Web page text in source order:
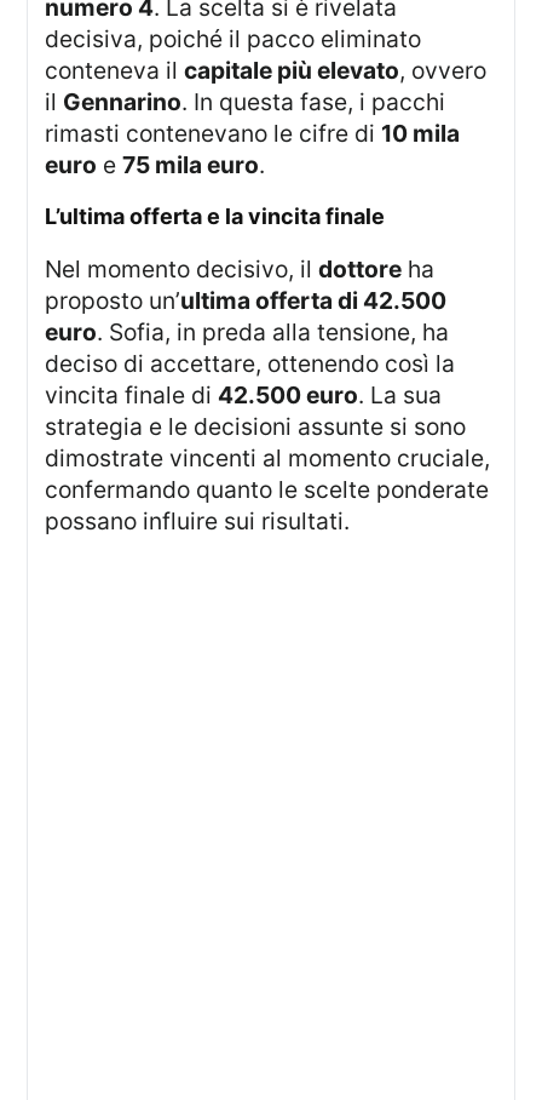
numero 4. La scelta si è rivelata
decisiva, poiché il pacco eliminato
conteneva ilcapitale più elevato, ovvero
il Gennarino. In questa fase, i pacchi
rimasti contenevano le cifre di 10 mila
euro e75 mila euro.
l’ultima offerta e la vincita finale
Nel momento decisivo, ildottore ha
proposto un’ultima offerta di 42.500
euro. Sofia, in preda alla tensione, ha
deciso di accettare, ottenendo così la
vincita finale di 42.500 euro. La sua
strategia e le decisioni assunte si sono
dimostrate vincenti al momento cruciale,
confermando quanto le scelte ponderate
possano influire sui risultati.